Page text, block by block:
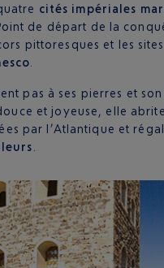
cités impériales
de départ de la
pittoresques et les
pas à ses pierres et son
et joyeuse, elle
par l’Atlantique et